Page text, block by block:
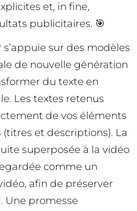
et, in fine,
publicitaires. 🎯
sur des modèles
de nouvelle génération
du texte en
Les textes retenus
de vos éléments
et descriptions). La
superposée à la vidéo
comme un
afin de préserver
Une promesse